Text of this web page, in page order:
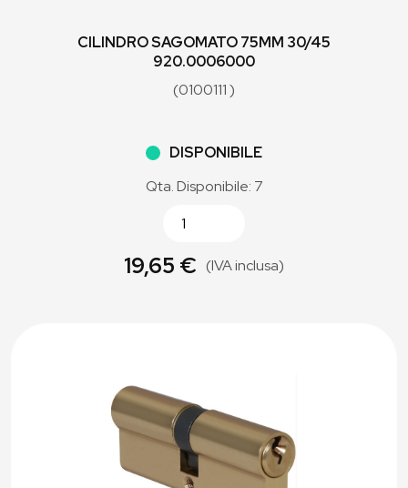
CILINDRO SAGOMATO 75MM 30/45
920.0006000
(0100111 )
DISPONIBILE
Qta. Disponibile: 7
19,65 € (IVA inclusa)